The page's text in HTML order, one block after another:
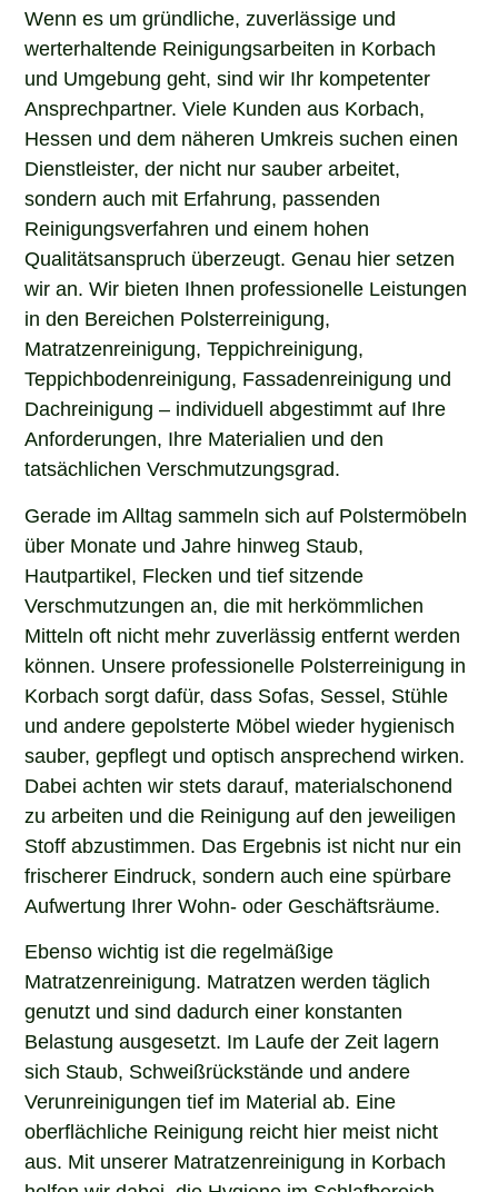
Wenn es um gründliche, zuverlässige und
werterhaltende Reinigungsarbeiten in Korbach
und Umgebung geht, sind wir Ihr kompetenter
Ansprechpartner. Viele Kunden aus Korbach,
Hessen und dem näheren Umkreis suchen einen
Dienstleister, der nicht nur sauber arbeitet,
sondern auch mit Erfahrung, passenden
Reinigungsverfahren und einem hohen
Qualitätsanspruch überzeugt. Genau hier setzen
wir an. Wir bieten Ihnen professionelle Leistungen
in den Bereichen Polsterreinigung,
Matratzenreinigung, Teppichreinigung,
Teppichbodenreinigung, Fassadenreinigung und
Dachreinigung – individuell abgestimmt auf Ihre
Anforderungen, Ihre Materialien und den
tatsächlichen Verschmutzungsgrad.
Gerade im Alltag sammeln sich auf Polstermöbeln
über Monate und Jahre hinweg Staub,
Hautpartikel, Flecken und tief sitzende
Verschmutzungen an, die mit herkömmlichen
Mitteln oft nicht mehr zuverlässig entfernt werden
können. Unsere professionelle Polsterreinigung in
Korbach sorgt dafür, dass Sofas, Sessel, Stühle
und andere gepolsterte Möbel wieder hygienisch
sauber, gepflegt und optisch ansprechend wirken.
Dabei achten wir stets darauf, materialschonend
zu arbeiten und die Reinigung auf den jeweiligen
Stoff abzustimmen. Das Ergebnis ist nicht nur ein
frischerer Eindruck, sondern auch eine spürbare
Aufwertung Ihrer Wohn- oder Geschäftsräume.
Ebenso wichtig ist die regelmäßige
Matratzenreinigung. Matratzen werden täglich
genutzt und sind dadurch einer konstanten
Belastung ausgesetzt. Im Laufe der Zeit lagern
sich Staub, Schweißrückstände und andere
Verunreinigungen tief im Material ab. Eine
oberflächliche Reinigung reicht hier meist nicht
aus. Mit unserer Matratzenreinigung in Korbach
helfen wir dabei, die Hygiene im Schlafbereich